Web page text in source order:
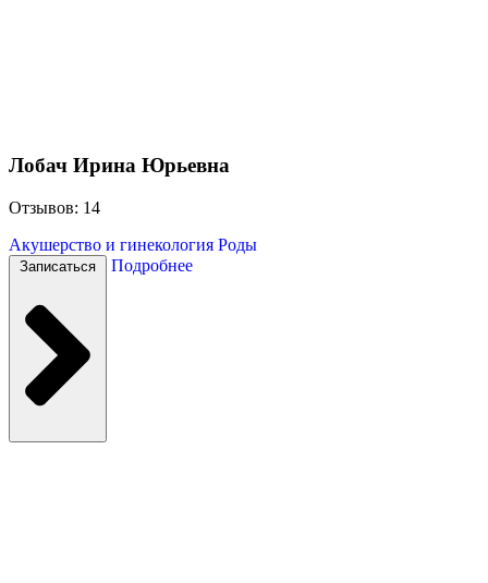
Лобач Ирина Юрьевна
Отзывов: 14
Акушерство и гинекология Роды
Записаться Подробнее